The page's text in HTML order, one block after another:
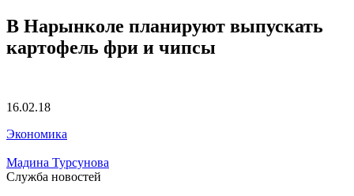
В Нарынколе планируют выпускать
картофель фри и чипсы
16.02.18
Экономика
Мадина Турсунова
Служба новостей